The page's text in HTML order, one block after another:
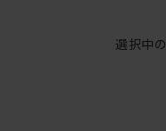
選択中